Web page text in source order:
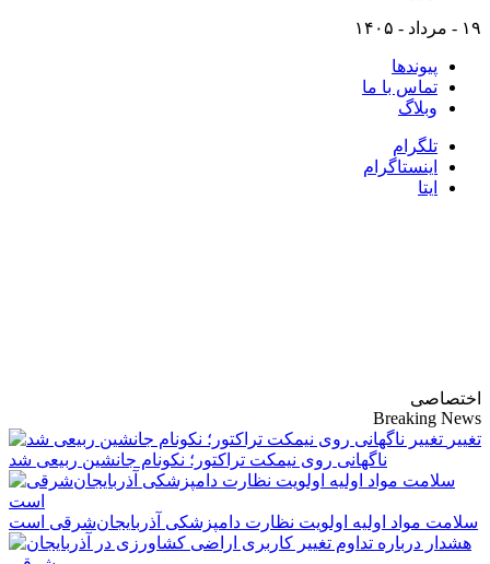
۱۹ - مرداد - ۱۴۰۵
پیوندها
تماس با ما
وبلاگ
تلگرام
اینستاگرام
ایتا
اختصاصی
Breaking News
تغییر
ناگهانی روی نیمکت تراکتور؛ نکونام جانشین ربیعی شد
سلامت مواد اولیه اولویت نظارت دامپزشکی آذربایجان‌شرقی است